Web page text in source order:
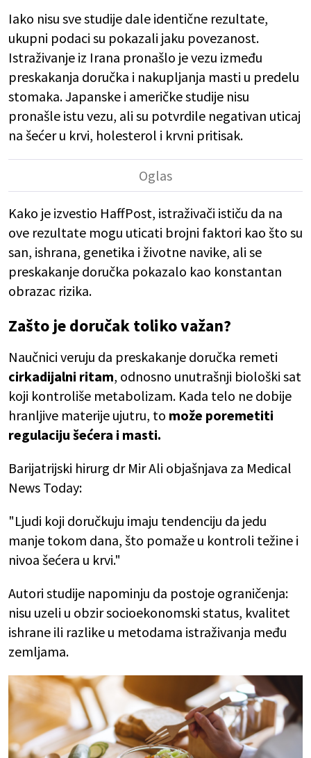
Iako nisu sve studije dale identične rezultate,
ukupni podaci su pokazali jaku povezanost.
Istraživanje iz Irana pronašlo je vezu između
preskakanja doručka i nakupljanja masti u predelu
stomaka. Japanske i američke studije nisu
pronašle istu vezu, ali su potvrdile negativan uticaj
na šećer u krvi, holesterol i krvni pritisak.
Kako je izvestio HaffPost, istraživači ističu da na
ove rezultate mogu uticati brojni faktori kao što su
san, ishrana, genetika i životne navike, ali se
preskakanje doručka pokazalo kao konstantan
obrazac rizika.
Zašto je doručak toliko važan?
Naučnici veruju da preskakanje doručka remeti
cirkadijalni ritam, odnosno unutrašnji biološki sat
koji kontroliše metabolizam. Kada telo ne dobije
hranljive materije ujutru, to može poremetiti
regulaciju šećera i masti.
Barijatrijski hirurg dr Mir Ali objašnjava za Medical
News Today:
"Ljudi koji doručkuju imaju tendenciju da jedu
manje tokom dana, što pomaže u kontroli težine i
nivoa šećera u krvi."
Autori studije napominju da postoje ograničenja:
nisu uzeli u obzir socioekonomski status, kvalitet
ishrane ili razlike u metodama istraživanja među
zemljama.